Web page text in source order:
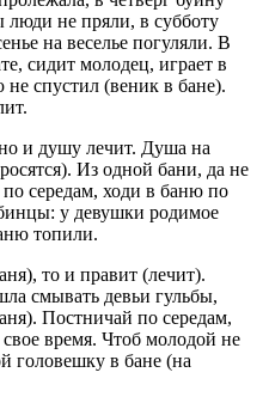
люди не пряли, в субботу
на веселье погуляли. В
сидит молодец, играет в
спустил (веник в бане).
и душу лечит. Душа на
Из одной бани, да не
середам, ходи в баню по
у девушки родимое
топили.
то и правит (лечит).
смывать девьи гульбы,
Постничай по середам,
время. Чтоб молодой не
головешку в бане (на